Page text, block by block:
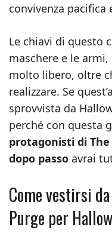
convivenza pacifica
Le chiavi di questo
maschere e le
molto libero, oltre
realizzare. Se
sprovvista da
perché con questa
protagonisti di
dopo passo avrai
Come vestirsi
Purge per